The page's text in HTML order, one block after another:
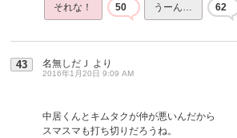
それな！ 50 うーん… 62
43 名無しだＪ より
2016年1月20日 9:09 AM
中居くんとキムタクが仲が悪いんだから
スマスマも打ち切りだろうね。